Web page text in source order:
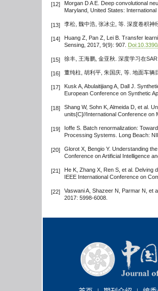
[12]
Morgan D A E. Deep convolutional
Maryland, United States:
[13] 李松, 魏中浩, 张冰尘, 等. 深度卷积
[14]
Huang Z, Pan Z, Lei B. Transfer
Sensing, 2017, 9(9): 907.
[15] 徐丰, 王海鹏, 金亚秋. 深度学习在
[16] 董纯柱, 胡利平, 朱国庆, 等. 地面车
[17]
Kusk A, Abulaitijiang A, Dall J.
European Conference on Synthetic
[18]
Shang W, Sohn K, Almeida D, et al.
units[C]//International Conference on
[19]
Ioffe S. Batch renormalization:
Processing Systems. Long Beach:
[20]
Glorot X, Bengio Y. Understanding
Conference on Artificial Intelligence
[21]
He K, Zhang X, Ren S, et al. Delving
IEEE International Conference on
[22]
Vaswani A, Shazeer N, Parmar N, et
2017: 5998-6008.